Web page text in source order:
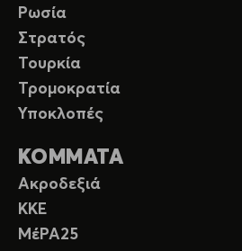
Ρωσία
Στρατός
Τουρκία
Τρομοκρατία
Υποκλοπές
ΚΟΜΜΑΤΑ
Ακροδεξιά
ΚΚΕ
ΜέΡΑ25